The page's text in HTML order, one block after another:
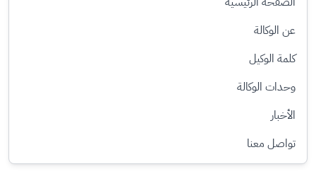
عن الوكالة
كلمة الوكيل
وحدات الوكالة
الأخبار
تواصل معنا